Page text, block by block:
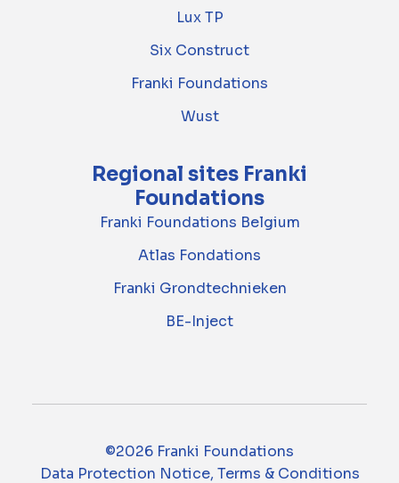
Lux TP
Six Construct
Franki Foundations
Wust
Regional sites Franki
Foundations
Franki Foundations Belgium
Atlas Fondations
Franki Grondtechnieken
BE-Inject
©2026 Franki Foundations
Data Protection Notice, Terms & Conditions